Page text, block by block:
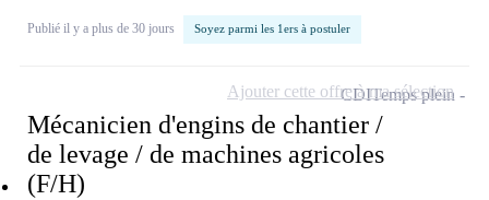
Publié il y a plus de 30 jours Soyez parmi les 1ers à postuler
Mécanicien d'engins de chantier /
de levage / de machines agricoles
(F/H)
CDITemps plein
Ajouter cette offre à ma sélection